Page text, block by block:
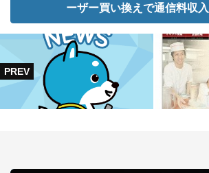
ーザー買い換えで通信料収